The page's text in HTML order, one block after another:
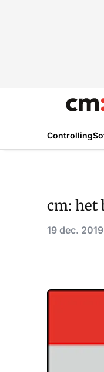
Controlling
cm: het
19 dec. 2019